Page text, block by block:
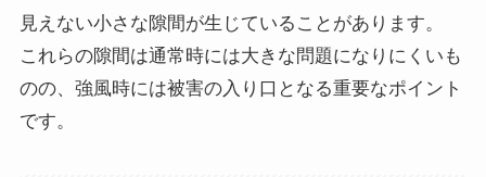
見えない小さな隙間が生じていることがあります。
これらの隙間は通常時には大きな問題になりにくいも
のの、強風時には被害の入り口となる重要なポイント
です。